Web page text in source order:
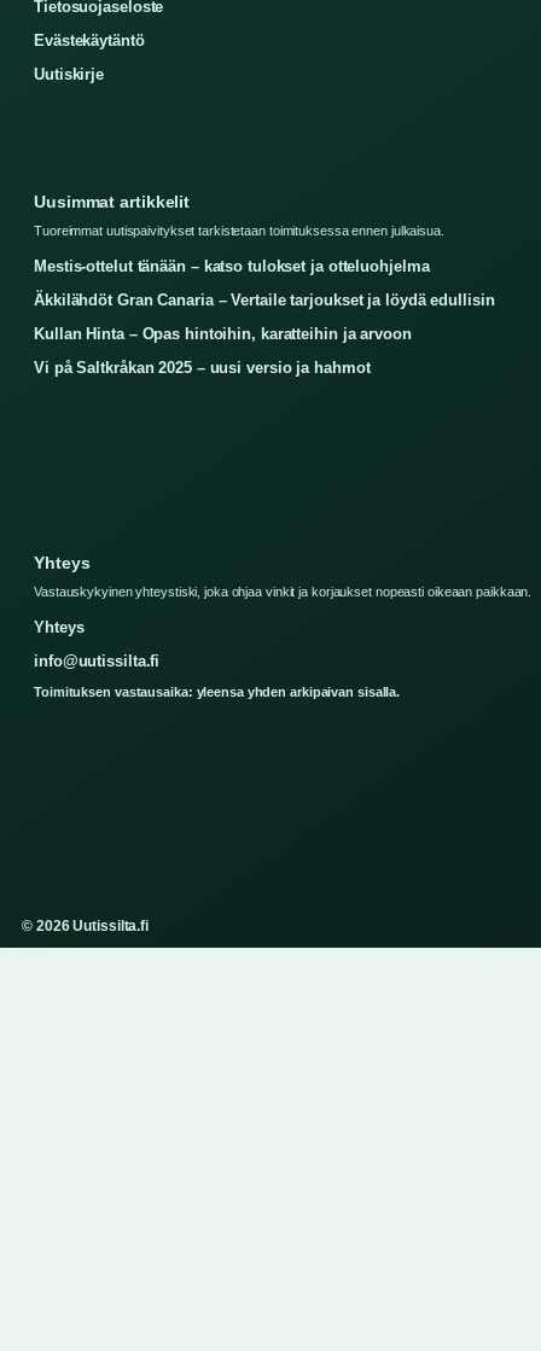
Tietosuojaseloste
Evästekäytäntö
Uutiskirje
Uusimmat artikkelit
Tuoreimmat uutispaivitykset tarkistetaan toimituksessa ennen julkaisua.
Mestis-ottelut tänään – katso tulokset ja otteluohjelma
Äkkilähdöt Gran Canaria – Vertaile tarjoukset ja löydä edullisin
Kullan Hinta – Opas hintoihin, karatteihin ja arvoon
Vi på Saltkråkan 2025 – uusi versio ja hahmot
Yhteys
Vastauskykyinen yhteystiski, joka ohjaa vinkit ja korjaukset nopeasti oikeaan paikkaan.
Yhteys
info@uutissilta.fi
Toimituksen vastausaika: yleensa yhden arkipaivan sisalla.
© 2026 Uutissilta.fi